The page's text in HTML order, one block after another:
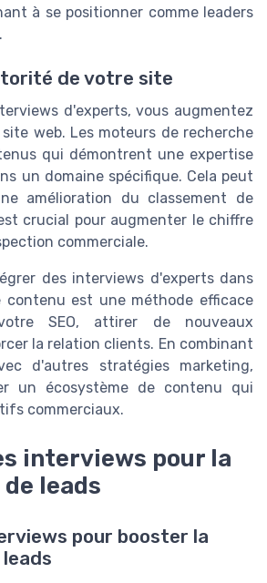
à se positionner comme leaders
de votre site
d'experts, vous augmentez
web. Les moteurs de recherche
qui démontrent une expertise
un domaine spécifique. Cela peut
amélioration du classement de
crucial pour augmenter le chiffre
commerciale.
des interviews d'experts dans
est une méthode efficace
SEO, attirer de nouveaux
la relation clients. En combinant
d'autres stratégies marketing,
un écosystème de contenu qui
commerciaux.
interviews pour la
leads
pour booster la